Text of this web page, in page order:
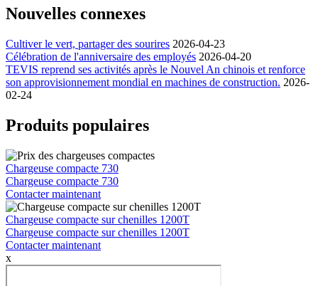
Nouvelles connexes
Cultiver le vert, partager des sourires 2026-04-23
Célébration de l'anniversaire des employés 2026-04-20
TEVIS reprend ses activités après le Nouvel An chinois et renforce
son approvisionnement mondial en machines de construction. 2026-
02-24
Produits populaires
Chargeuse compacte 730
Chargeuse compacte 730
Contacter maintenant
Chargeuse compacte sur chenilles 1200T
Chargeuse compacte sur chenilles 1200T
Contacter maintenant
x